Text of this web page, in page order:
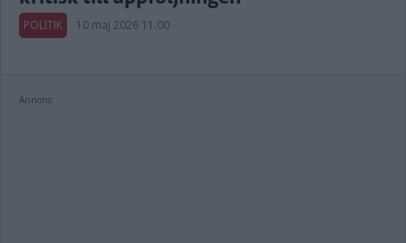
POLITIK 10 maj 2026 11.00
Annons: